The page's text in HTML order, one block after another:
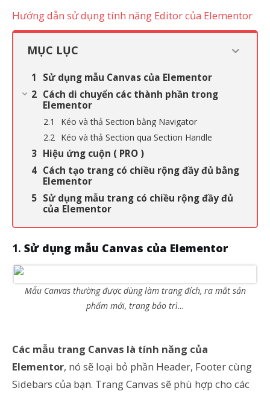
Hướng dẫn sử dụng tính năng Editor của Elementor
MỤC LỤC
Sử dụng mẫu Canvas của Elementor
Cách di chuyển các thành phần trong
Elementor
Kéo và thả Section bằng Navigator
Kéo và thả Section qua Section Handle
Hiệu ứng cuộn ( PRO )
Cách tạo trang có chiều rộng đầy đủ bằng
Elementor
Sử dụng mẫu trang có chiều rộng đầy đủ
của Elementor
Sử dụng mẫu Canvas của Elementor
Mẫu Canvas thường được dùng làm trang đích, ra mắt sản
phẩm mới, trang bảo trì…
Các mẫu trang Canvas là tính năng của
Elementor, nó sẽ loại bỏ phần Header, Footer cùng
Sidebars của bạn. Trang Canvas sẽ phù hợp cho các